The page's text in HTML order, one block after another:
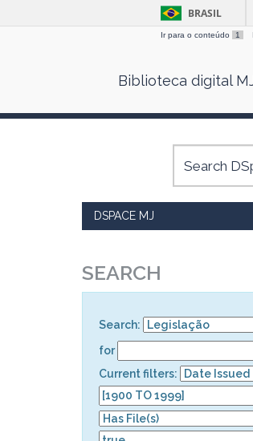
BRASIL
Ir para o conteúdo 1
Biblioteca digital
DSPACE MJ
SEARCH
Search:
for
Current filters: